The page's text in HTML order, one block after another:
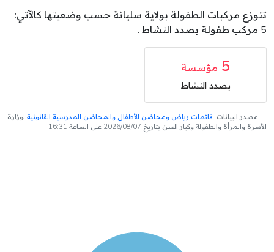
تتوزع مركبات الطفولة بولاية سليانة حسب وضعيتها كالآتي:
5 مركب طفولة بصدد النشاط .
5 مؤسسة
بصدد النشاط
مصدر البيانات: قائمات رياض ومحاضن الأطفال والمحاضن المدرسية القانونية لوزارة
الأسرة والمرأة والطفولة وكبار السن بتاريخ 2026/08/07 على الساعة 16:31